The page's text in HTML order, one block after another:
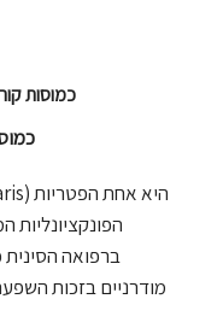
כמוסות
60 כמוסות | 100%
ברפואה
מודרניים בזכות